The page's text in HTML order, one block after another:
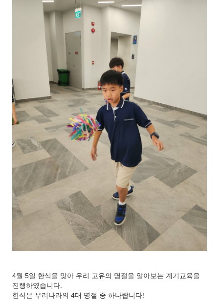
4월 5일 한식을 맞아 우리 고유의 명절을 알아보는 계기교육을
진행하였습니다.
한식은 우리나라의 4대 명절 중 하나랍니다!